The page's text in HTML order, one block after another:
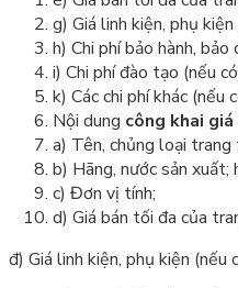
g) Giá linh kiện, phụ kiện
h) Chi phí bảo hành,
i) Chi phí đào tạo (nếu
k) Các chi phí khác (nếu
Nội dung công khai giá
a) Tên, chủng loại
b) Hãng, nước sản xuất;
c) Đơn vị tính;
d) Giá bán tối đa của
đ) Giá linh kiện, phụ kiện (nếu